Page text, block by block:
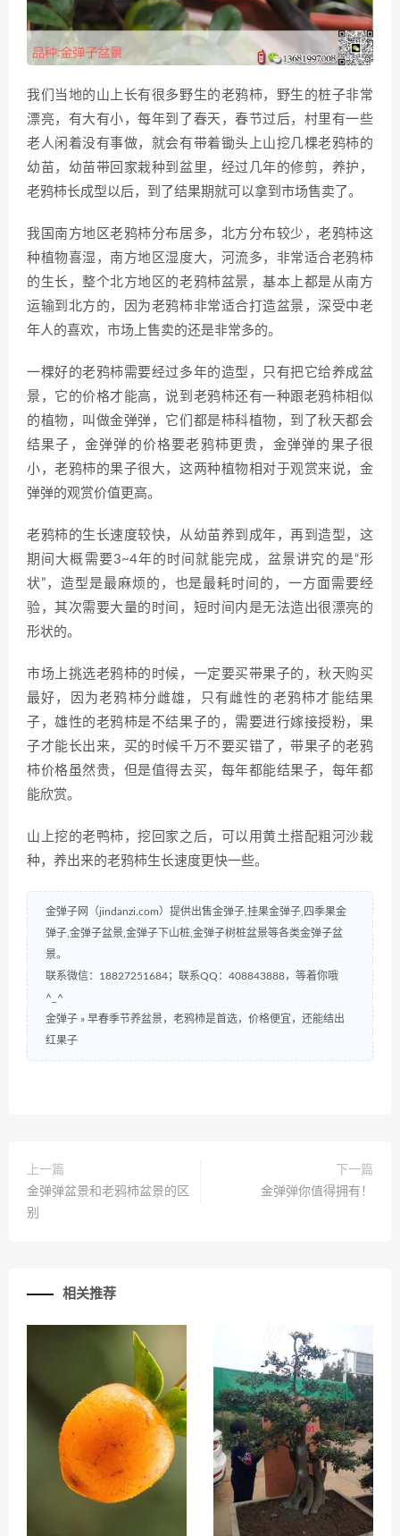
我们当地的山上长有很多野生的老鸦柿，野生的桩子非常
漂亮，有大有小，每年到了春天，春节过后，村里有一些
老人闲着没有事做，就会有带着锄头上山挖几棵老鸦柿的
幼苗，幼苗带回家栽种到盆里，经过几年的修剪，养护，
老鸦柿长成型以后，到了结果期就可以拿到市场售卖了。
我国南方地区老鸦柿分布居多，北方分布较少，老鸦柿这
种植物喜湿，南方地区湿度大，河流多，非常适合老鸦柿
的生长，整个北方地区的老鸦柿盆景，基本上都是从南方
运输到北方的，因为老鸦柿非常适合打造盆景，深受中老
年人的喜欢，市场上售卖的还是非常多的。
一棵好的老鸦柿需要经过多年的造型，只有把它给养成盆
景，它的价格才能高，说到老鸦柿还有一种跟老鸦柿相似
的植物，叫做金弹弹，它们都是柿科植物，到了秋天都会
结果子，金弹弹的价格要老鸦柿更贵，金弹弹的果子很
小，老鸦柿的果子很大，这两种植物相对于观赏来说，金
弹弹的观赏价值更高。
老鸦柿的生长速度较快，从幼苗养到成年，再到造型，这
期间大概需要3~4年的时间就能完成，盆景讲究的是“形
状”，造型是最麻烦的，也是最耗时间的，一方面需要经
验，其次需要大量的时间，短时间内是无法造出很漂亮的
形状的。
市场上挑选老鸦柿的时候，一定要买带果子的，秋天购买
最好，因为老鸦柿分雌雄，只有雌性的老鸦柿才能结果
子，雄性的老鸦柿是不结果子的，需要进行嫁接授粉，果
子才能长出来，买的时候千万不要买错了，带果子的老鸦
柿价格虽然贵，但是值得去买，每年都能结果子，每年都
能欣赏。
山上挖的老鸭柿，挖回家之后，可以用黄土搭配粗河沙栽
种，养出来的老鸦柿生长速度更快一些。
金弹子网（jindanzi.com）提供出售金弹子,挂果金弹子,四季果金
弹子,金弹子盆景,金弹子下山桩,金弹子树桩盆景等各类金弹子盆
景。
联系微信：18827251684；联系QQ：408843888，等着你哦
^_^
金弹子 » 早春季节养盆景，老鸦柿是首选，价格便宜，还能结出
红果子
上一篇
金弹弹盆景和老鸦柿盆景的区
别
下一篇
金弹弹你值得拥有！
相关推荐